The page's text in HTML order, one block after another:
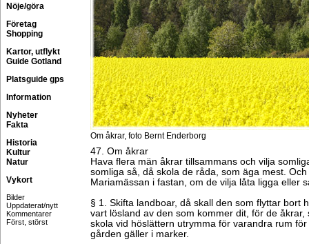
Nöje/göra
Företag
Shopping
Kartor, utflykt
Guide Gotland
Platsguide gps
Information
Nyheter
Fakta
Historia
Kultur
Natur
Vykort
Bilder
Uppdaterat/nytt
Kommentarer
Först, störst
Om åkrar, foto Bernt Enderborg
47. Om åkrar
Hava flera män åkrar tillsammans och vilja
somliga så, då skola de råda, som äga mest.
Mariamässan i fastan, om de vilja låta ligga eller
§ 1. Skifta landboar, då skall den som flyttar bort
vart lösland av den som kommer dit, för de
skola vid höslättern utrymma för varandra rum
gården gäller i marker.